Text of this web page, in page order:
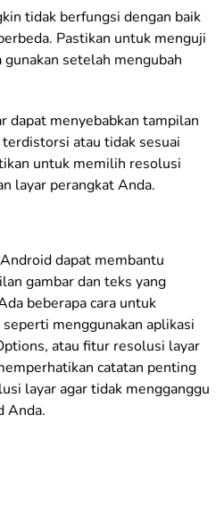
tidak berfungsi dengan baik
Pastikan untuk menguji
setelah mengubah
dapat menyebabkan tampilan
atau tidak sesuai
untuk memilih resolusi
layar perangkat Anda.
dapat membantu
gambar dan teks yang
beberapa cara untuk
menggunakan aplikasi
atau fitur resolusi layar
catatan penting
layar agar tidak mengganggu
Anda.